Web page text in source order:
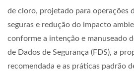
de cloro, projetado para operações
seguras e redução do impacto
conforme a intenção e manuseado
de Dados de Segurança (FDS), a
recomendada e as práticas padrão